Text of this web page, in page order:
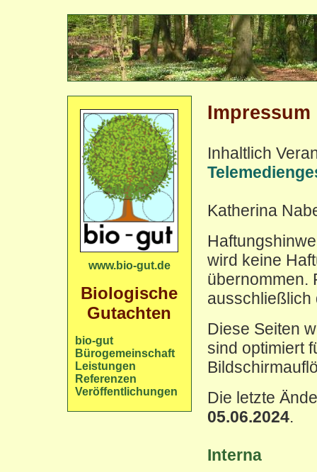
www.bio-gut.de
Biologische
Gutachten
bio-gut
Bürogemeinschaft
Leistungen
Referenzen
Veröffentlichungen
Impressum
Inhaltlich
Katherina
wird keine
übernommen.
ausschließlich
Diese Seiten
sind optimiert
Die letzte
05.06.2024.
Interna